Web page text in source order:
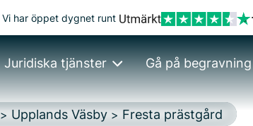
Vi har öppet dygnet runt
Juridiska tjänster Gå på begravning
> Upplands Väsby > Fresta prästgård